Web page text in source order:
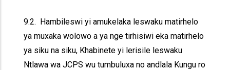
9.2. Hambileswi yi amukelaka leswaku matirhelo
ya muxaka wolowo a ya nge tirhisiwi eka matirhelo
ya siku na siku, Khabinete yi lerisile leswaku
Ntlawa wa JCPS wu tumbuluxa no andlala Kungu ro